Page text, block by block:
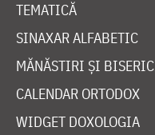
TEMATICĂ
SINAXAR ALFABETIC
MĂNĂSTIRI ȘI
CALENDAR ORTODOX
WIDGET DOXOLOGIA